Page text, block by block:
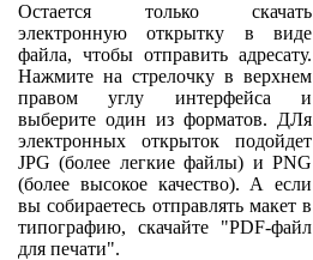
Остается только скачать
электронную открытку в виде
файла, чтобы отправить адресату.
Нажмите на стрелочку в верхнем
правом углу интерфейса и
выберите один из форматов. ДЛя
электронных открыток подойдет
JPG (более легкие файлы) и PNG
(более высокое качество). А если
вы собираетесь отправлять макет в
типографию, скачайте "PDF-файл
для печати".